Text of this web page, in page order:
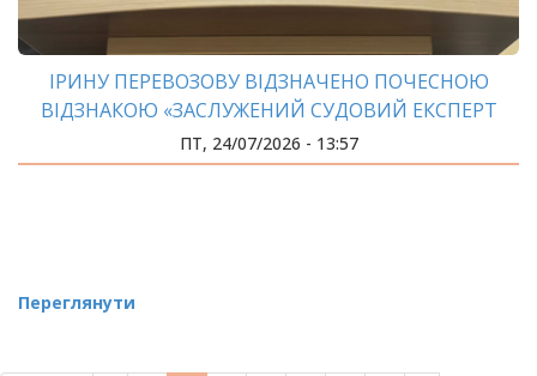
ІРИНУ ПЕРЕВОЗОВУ ВІДЗНАЧЕНО ПОЧЕСНОЮ
ВІДЗНАКОЮ «ЗАСЛУЖЕНИЙ СУДОВИЙ ЕКСПЕРТ
СОЮЗУ ЕКСПЕРТІВ УКРАЇНИ»
ПТ, 24/07/2026 - 13:57
Переглянути